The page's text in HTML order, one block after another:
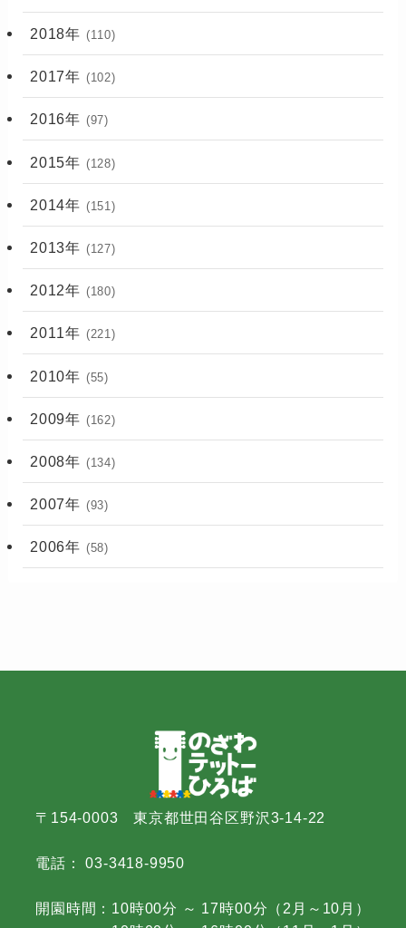
2018年 (110)
2017年 (102)
2016年 (97)
2015年 (128)
2014年 (151)
2013年 (127)
2012年 (180)
2011年 (221)
2010年 (55)
2009年 (162)
2008年 (134)
2007年 (93)
2006年 (58)
〒154-0003 東京都世田谷区野沢3-14-22
電話： 03-3418-9950
開園時間：10時00分 ～ 17時00分（2月～10月）